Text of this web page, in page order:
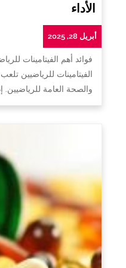
الأداء
أبريل 28, 2025
فوائد أهم الفيتامينات
الفيتامينات للرياضيين
والصحة العامة للرياضيين.